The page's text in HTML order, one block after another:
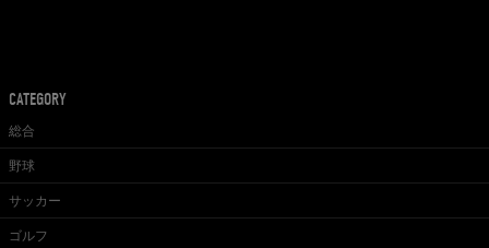
CATEGORY
総合
野球
サッカー
ゴルフ